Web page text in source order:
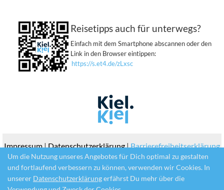
https://s.et4.de/zLxsc
Reisetipps auch für unterwegs?
Einfach mit dem Smartphone abscannen oder den
Link in den Browser eintippen:
Impressum|Datenschutzerklärung|Barrierefreiheitserklärung
|Problem melden
© 2026 | Ein Produkt derdestination.one GmbH
Um die Nutzung unseres Angebotes für Dich optimal zu gestalten
und fortlaufend verbessern zu können, verwenden wir Cookies. In
unserer Datenschutzerklärungerfährst Du mehr über die